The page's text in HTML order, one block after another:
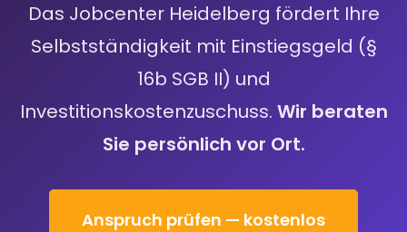
Das Jobcenter Heidelberg fördert Ihre
Selbstständigkeit mit Einstiegsgeld (§
16b SGB II) und
Investitionskostenzuschuss. Wir beraten
Sie persönlich vor Ort.
Anspruch prüfen — kostenlos